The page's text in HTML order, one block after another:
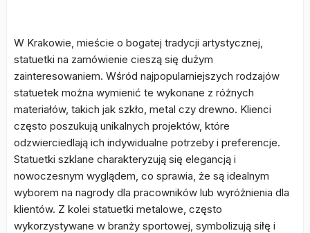
W Krakowie, mieście o bogatej tradycji artystycznej,
statuetki na zamówienie cieszą się dużym
zainteresowaniem. Wśród najpopularniejszych rodzajów
statuetek można wymienić te wykonane z różnych
materiałów, takich jak szkło, metal czy drewno. Klienci
często poszukują unikalnych projektów, które
odzwierciedlają ich indywidualne potrzeby i preferencje.
Statuetki szklane charakteryzują się elegancją i
nowoczesnym wyglądem, co sprawia, że są idealnym
wyborem na nagrody dla pracowników lub wyróżnienia dla
klientów. Z kolei statuetki metalowe, często
wykorzystywane w branży sportowej, symbolizują siłę i